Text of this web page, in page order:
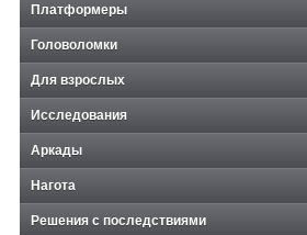
Платформеры
Головоломки
Для взрослых
Исследования
Аркады
Нагота
Решения с последствиями